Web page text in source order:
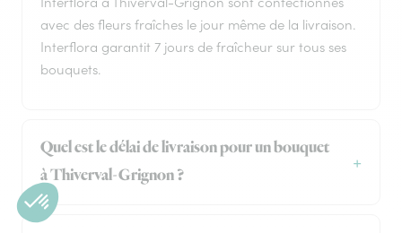
avec des fleurs fraîches le jour même de la livraison.
Interflora garantit 7 jours de fraîcheur sur tous ses
bouquets.
Quel est le délai de livraison pour un bouquet
à Thiverval-Grignon ?